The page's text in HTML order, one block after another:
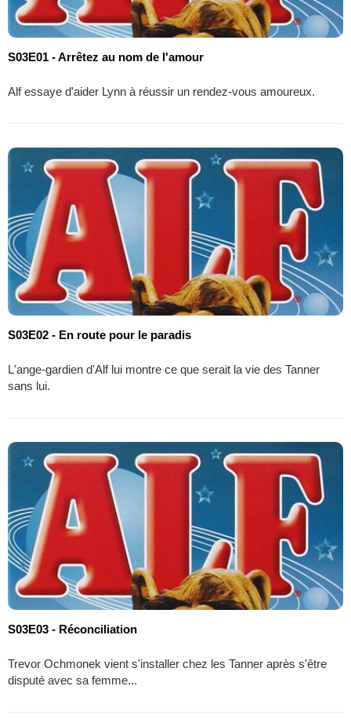
S03E01 - Arrêtez au nom de l'amour
Alf essaye d'aider Lynn à réussir un rendez-vous amoureux.
S03E02 - En route pour le paradis
L'ange-gardien d'Alf lui montre ce que serait la vie des Tanner
sans lui.
S03E03 - Réconciliation
Trevor Ochmonek vient s'installer chez les Tanner après s'être
disputé avec sa femme...